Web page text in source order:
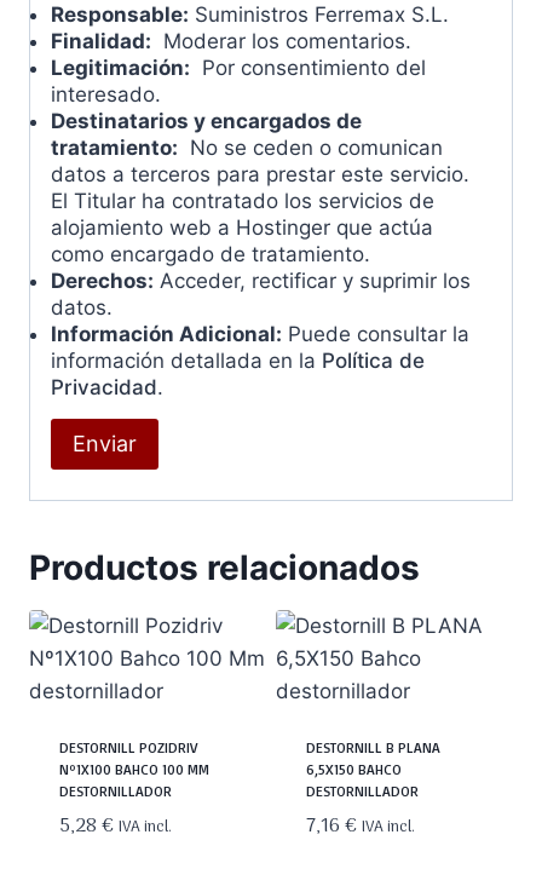
Responsable: Suministros Ferremax S.L.
Finalidad: Moderar los comentarios.
Legitimación: Por consentimiento del
interesado.
Destinatarios y encargados de
tratamiento: No se ceden o comunican
datos a terceros para prestar este servicio.
El Titular ha contratado los servicios de
alojamiento web a Hostinger que actúa
como encargado de tratamiento.
Derechos: Acceder, rectificar y suprimir los
datos.
Información Adicional: Puede consultar la
información detallada en la Política de
Privacidad.
Productos relacionados
DESTORNILL POZIDRIV
Nº1X100 BAHCO 100 MM
DESTORNILLADOR
5,28€ IVA incl.
DESTORNILL B PLANA
6,5X150 BAHCO
DESTORNILLADOR
7,16€ IVA incl.